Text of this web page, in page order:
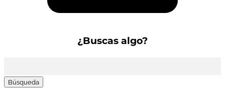
¿Buscas algo?